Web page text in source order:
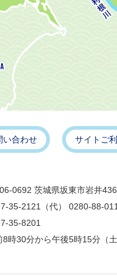
い合わせ サイトご
0692 茨城県坂東市岩井
35-2121（代） 0280-88-
35-8201
8時30分から午後5時15分（